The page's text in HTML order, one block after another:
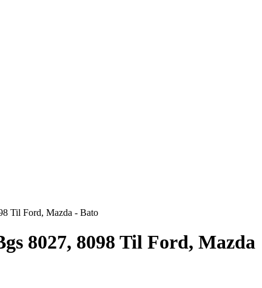
Til Ford, Mazda - Bato
8027, 8098 Til Ford, Mazda